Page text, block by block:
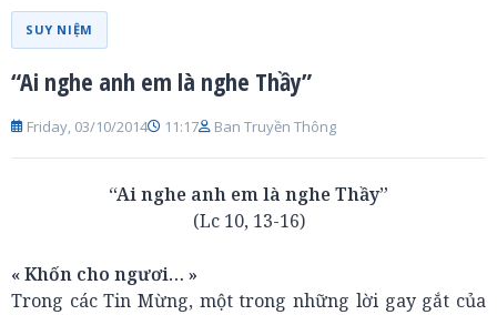
SUY NIỆM
“Ai nghe anh em là nghe Thầy”
Friday, 03/10/2014 11:17 Ban Truyền Thông
“Ai nghe anh em là nghe Thầy”
(Lc 10, 13-16)
« Khốn cho ngươi… »
Trong các Tin Mừng, một trong những lời gay gắt của